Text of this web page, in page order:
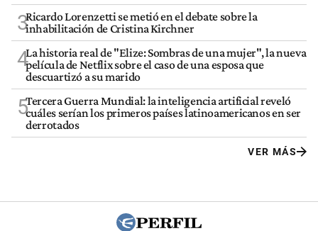
3Ricardo Lorenzetti se metió en el debate sobre la
inhabilitación de Cristina Kirchner
4La historia real de "Elize: Sombras de una mujer", la nueva
película de Netflix sobre el caso de una esposa que
descuartizó a su marido
5Tercera Guerra Mundial: la inteligencia artificial reveló
cuáles serían los primeros países latinoamericanos en ser
derrotados
VER MÁS